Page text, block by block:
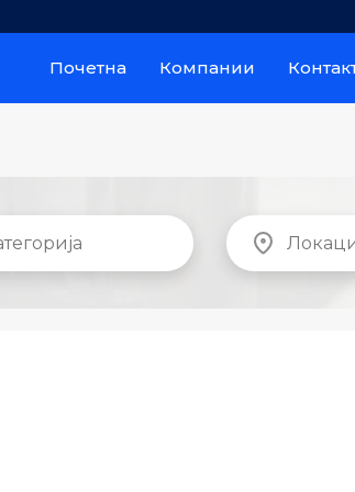
Почетна Компании